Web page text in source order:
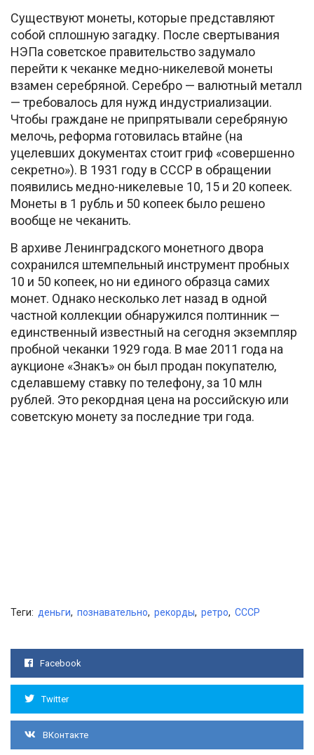
Существуют монеты, которые представляют
собой сплошную загадку. После свертывания
НЭПа советское правительство задумало
перейти к чеканке медно-никелевой монеты
взамен серебряной. Серебро — валютный металл
— требовалось для нужд индустриализации.
Чтобы граждане не припрятывали серебряную
мелочь, реформа готовилась втайне (на
уцелевших документах стоит гриф «совершенно
секретно»). В 1931 году в СССР в обращении
появились медно-никелевые 10, 15 и 20 копеек.
Монеты в 1 рубль и 50 копеек было решено
вообще не чеканить.
В архиве Ленинградского монетного двора
сохранился штемпельный инструмент пробных
10 и 50 копеек, но ни единого образца самих
монет. Однако несколько лет назад в одной
частной коллекции обнаружился полтинник —
единственный известный на сегодня экземпляр
пробной чеканки 1929 года. В мае 2011 года на
аукционе «Знакъ» он был продан покупателю,
сделавшему ставку по телефону, за 10 млн
рублей. Это рекордная цена на российскую или
советскую монету за последние три года.
Теги: деньги, познавательно, рекорды, ретро, СССР
Facebook
Twitter
ВКонтакте